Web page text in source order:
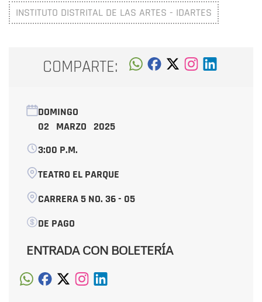
INSTITUTO DISTRITAL DE LAS ARTES - IDARTES
COMPARTE:
DOMINGO
02 MARZO 2025
3:00 P.M.
TEATRO EL PARQUE
CARRERA 5 NO. 36 - 05
DE PAGO
ENTRADA CON BOLETERÍA